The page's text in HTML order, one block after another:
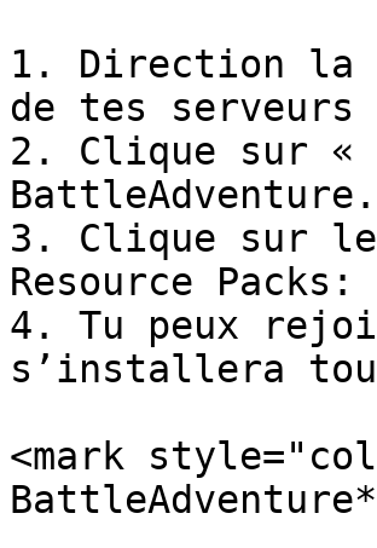
1. Direction la
de tes serveurs
2. Clique sur «
BattleAdventure.
3. Clique sur le
Resource
4. Tu peux
s’installera
<mark